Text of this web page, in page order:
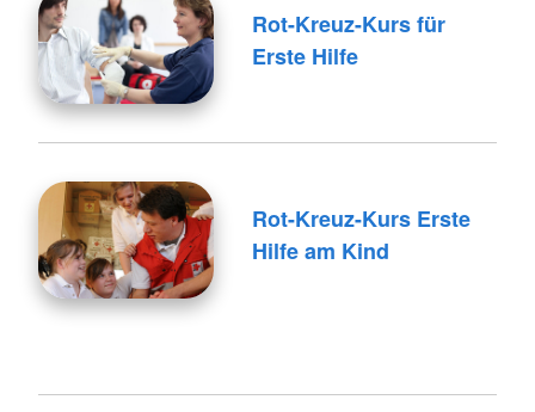
Rot-Kreuz-Kurs für
Erste Hilfe
Rot-Kreuz-Kurs Erste
Hilfe am Kind